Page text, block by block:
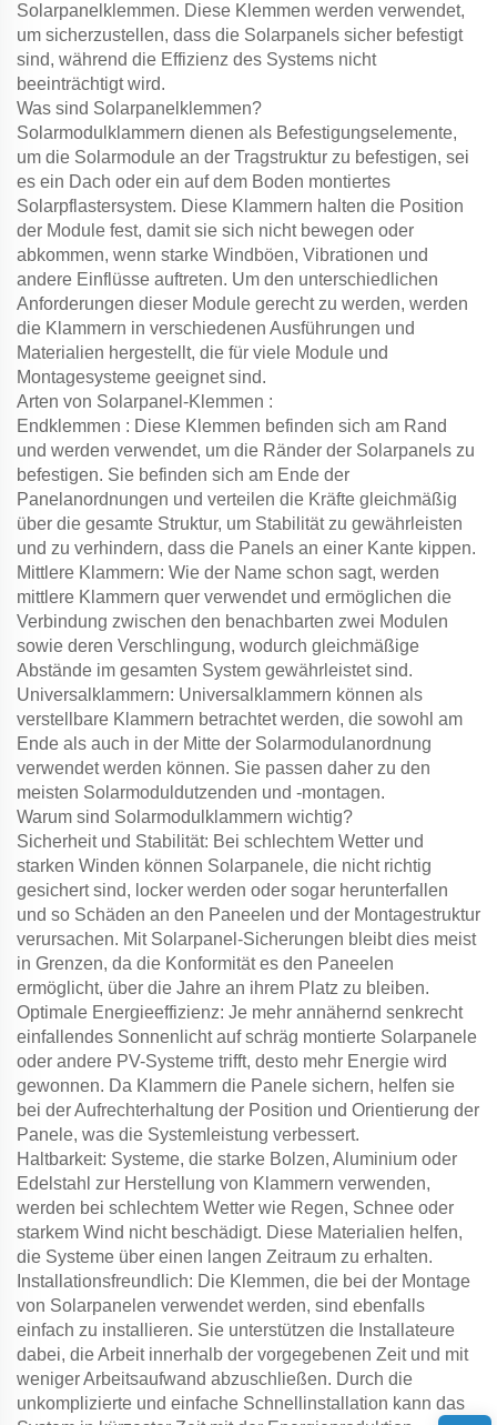
Solarpanelklemmen. Diese Klemmen werden verwendet,
um sicherzustellen, dass die Solarpanels sicher befestigt
sind, während die Effizienz des Systems nicht
beeinträchtigt wird.
Was sind Solarpanelklemmen?
Solarmodulklammern dienen als Befestigungselemente,
um die Solarmodule an der Tragstruktur zu befestigen, sei
es ein Dach oder ein auf dem Boden montiertes
Solarpflastersystem. Diese Klammern halten die Position
der Module fest, damit sie sich nicht bewegen oder
abkommen, wenn starke Windböen, Vibrationen und
andere Einflüsse auftreten. Um den unterschiedlichen
Anforderungen dieser Module gerecht zu werden, werden
die Klammern in verschiedenen Ausführungen und
Materialien hergestellt, die für viele Module und
Montagesysteme geeignet sind.
Arten von Solarpanel-Klemmen :
Endklemmen : Diese Klemmen befinden sich am Rand
und werden verwendet, um die Ränder der Solarpanels zu
befestigen. Sie befinden sich am Ende der
Panelanordnungen und verteilen die Kräfte gleichmäßig
über die gesamte Struktur, um Stabilität zu gewährleisten
und zu verhindern, dass die Panels an einer Kante kippen.
Mittlere Klammern: Wie der Name schon sagt, werden
mittlere Klammern quer verwendet und ermöglichen die
Verbindung zwischen den benachbarten zwei Modulen
sowie deren Verschlingung, wodurch gleichmäßige
Abstände im gesamten System gewährleistet sind.
Universalklammern: Universalklammern können als
verstellbare Klammern betrachtet werden, die sowohl am
Ende als auch in der Mitte der Solarmodulanordnung
verwendet werden können. Sie passen daher zu den
meisten Solarmoduldutzenden und -montagen.
Warum sind Solarmodulklammern wichtig?
Sicherheit und Stabilität: Bei schlechtem Wetter und
starken Winden können Solarpanele, die nicht richtig
gesichert sind, locker werden oder sogar herunterfallen
und so Schäden an den Paneelen und der Montagestruktur
verursachen. Mit Solarpanel-Sicherungen bleibt dies meist
in Grenzen, da die Konformität es den Paneelen
ermöglicht, über die Jahre an ihrem Platz zu bleiben.
Optimale Energieeffizienz: Je mehr annähernd senkrecht
einfallendes Sonnenlicht auf schräg montierte Solarpanele
oder andere PV-Systeme trifft, desto mehr Energie wird
gewonnen. Da Klammern die Panele sichern, helfen sie
bei der Aufrechterhaltung der Position und Orientierung der
Panele, was die Systemleistung verbessert.
Haltbarkeit: Systeme, die starke Bolzen, Aluminium oder
Edelstahl zur Herstellung von Klammern verwenden,
werden bei schlechtem Wetter wie Regen, Schnee oder
starkem Wind nicht beschädigt. Diese Materialien helfen,
die Systeme über einen langen Zeitraum zu erhalten.
Installationsfreundlich: Die Klemmen, die bei der Montage
von Solarpanelen verwendet werden, sind ebenfalls
einfach zu installieren. Sie unterstützen die Installateure
dabei, die Arbeit innerhalb der vorgegebenen Zeit und mit
weniger Arbeitsaufwand abzuschließen. Durch die
unkomplizierte und einfache Schnellinstallation kann das